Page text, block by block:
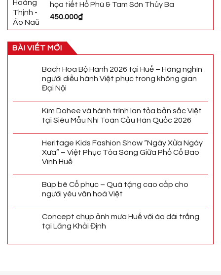
họa tiết Hổ Phù & Tam Sơn Thủy Ba
450.000₫
BÀI VIẾT MỚI
Bách Hoa Bộ Hành 2026 tại Huế – Hàng nghìn
người diễu hành Việt phục trong không gian
Đại Nội
Kim Dohee và hành trình lan tỏa bản sắc Việt
tại Siêu Mẫu Nhí Toàn Cầu Hàn Quốc 2026
Heritage Kids Fashion Show “Ngày Xửa Ngày
Xưa” – Việt Phục Tỏa Sáng Giữa Phố Cổ Bao
Vinh Huế
Búp bê Cổ phục – Quà tặng cao cấp cho
người yêu văn hoá Việt
Concept chụp ảnh mưa Huế với áo dài trắng
tại Lăng Khải Định